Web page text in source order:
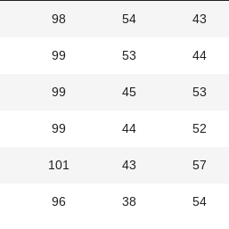
98 54 43
99 53 44
99 45 53
99 44 52
101 43 57
96 38 54